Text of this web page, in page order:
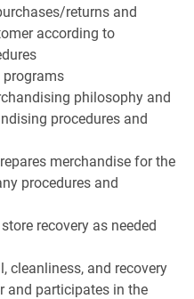
returns and
according to
programs
philosophy and
procedures and
merchandise for the
procedures and
recovery as needed
cleanliness, and recovery
and participates in the